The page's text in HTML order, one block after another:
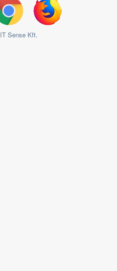
IT Sense Kft.